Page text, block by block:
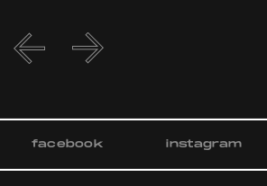
facebook instagram